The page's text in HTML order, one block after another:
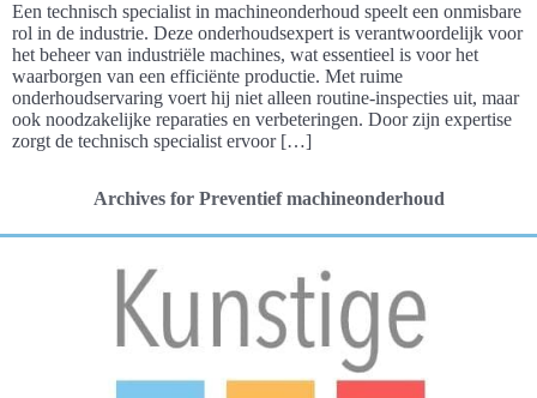
Een technisch specialist in machineonderhoud speelt een onmisbare
rol in de industrie. Deze onderhoudsexpert is verantwoordelijk voor
het beheer van industriële machines, wat essentieel is voor het
waarborgen van een efficiënte productie. Met ruime
onderhoudservaring voert hij niet alleen routine-inspecties uit, maar
ook noodzakelijke reparaties en verbeteringen. Door zijn expertise
zorgt de technisch specialist ervoor […]
Archives for Preventief machineonderhoud